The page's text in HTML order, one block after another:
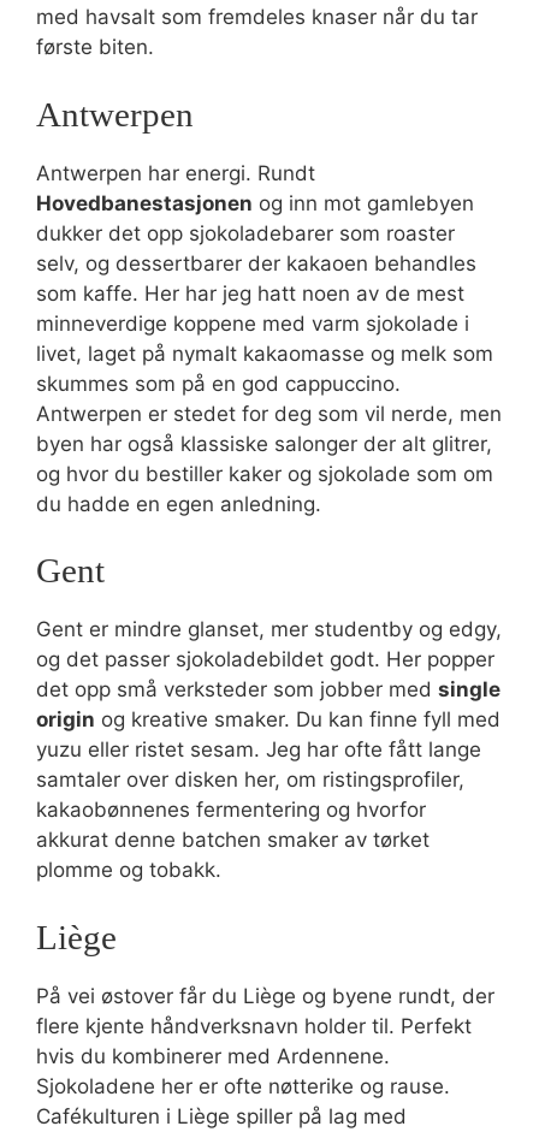
med havsalt som fremdeles knaser når du tar
første biten.
Antwerpen
Antwerpen har energi. Rundt
Hovedbanestasjonen og inn mot gamlebyen
dukker det opp sjokoladebarer som roaster
selv, og dessertbarer der kakaoen behandles
som kaffe. Her har jeg hatt noen av de mest
minneverdige koppene med varm sjokolade i
livet, laget på nymalt kakaomasse og melk som
skummes som på en god cappuccino.
Antwerpen er stedet for deg som vil nerde, men
byen har også klassiske salonger der alt glitrer,
og hvor du bestiller kaker og sjokolade som om
du hadde en egen anledning.
Gent
Gent er mindre glanset, mer studentby og edgy,
og det passer sjokoladebildet godt. Her popper
det opp små verksteder som jobber med single
origin og kreative smaker. Du kan finne fyll med
yuzu eller ristet sesam. Jeg har ofte fått lange
samtaler over disken her, om ristingsprofiler,
kakaobønnenes fermentering og hvorfor
akkurat denne batchen smaker av tørket
plomme og tobakk.
Liège
På vei østover får du Liège og byene rundt, der
flere kjente håndverksnavn holder til. Perfekt
hvis du kombinerer med Ardennene.
Sjokoladene her er ofte nøtterike og rause.
Cafékulturen i Liège spiller på lag med